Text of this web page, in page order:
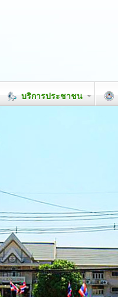
บริการประชาชน